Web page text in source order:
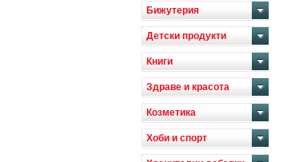
Бижутерия
Детски продукти
Книги
Здраве и красота
Козметика
Хоби и спорт